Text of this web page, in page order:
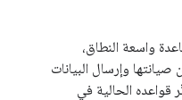
واسعة النطاق،
وإرسال البيانات
قواعده الحالية في